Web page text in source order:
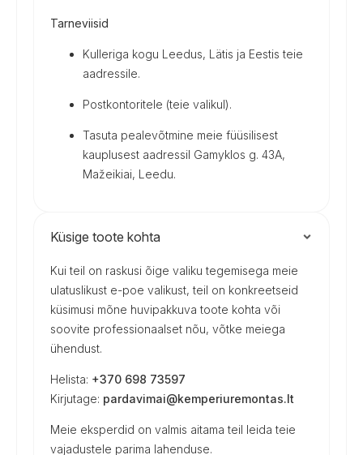
Tarneviisid
Kulleriga kogu Leedus, Lätis ja Eestis teie
aadressile.
Postkontoritele (teie valikul).
Tasuta pealevõtmine meie füüsilisest
kauplusest aadressil Gamyklos g. 43A,
Mažeikiai, Leedu.
Küsige toote kohta
Kui teil on raskusi õige valiku tegemisega meie
ulatuslikust e-poe valikust, teil on konkreetseid
küsimusi mõne huvipakkuva toote kohta või
soovite professionaalset nõu, võtke meiega
ühendust.
Helista: +370 698 73597
Kirjutage: pardavimai@kemperiuremontas.lt
Meie eksperdid on valmis aitama teil leida teie
vajadustele parima lahenduse.